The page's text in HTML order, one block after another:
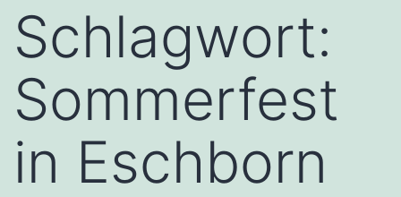
Schlagwort:
Sommerfest
in Eschborn